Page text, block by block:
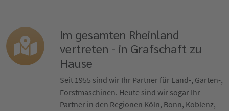
Im gesamten Rheinland
vertreten - in Grafschaft zu
Hause
Seit 1955 sind wir Ihr Partner für Land-, Garten-,
Forstmaschinen. Heute sind wir sogar Ihr
Partner in den Regionen Köln, Bonn, Koblenz,